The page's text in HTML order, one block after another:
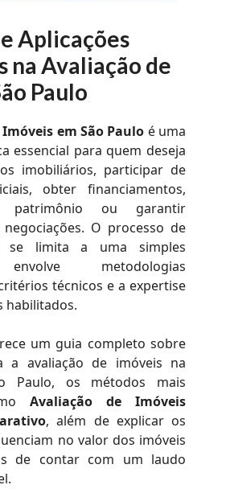
Aplicações
na Avaliação de
Paulo
em São Paulo é uma
essencial para quem deseja
imobiliários, participar de
obter financiamentos,
patrimônio ou garantir
O processo de
se limita a uma simples
metodologias
técnicos e a expertise
habilitados.
um guia completo sobre
a avaliação de imóveis na
Paulo, os métodos mais
Avaliação de Imóveis
, além de explicar os
no valor dos imóveis
de contar com um laudo